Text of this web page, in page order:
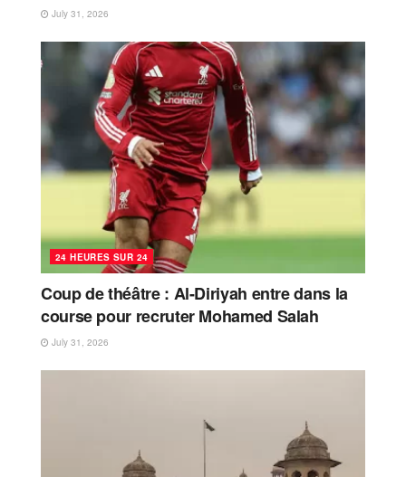
July 31, 2026
24 HEURES SUR 24
Coup de théâtre : Al-Diriyah entre dans la
course pour recruter Mohamed Salah
July 31, 2026